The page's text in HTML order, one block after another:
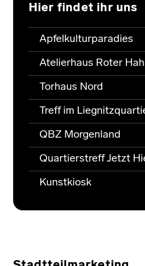
Hier findet ihr uns
Apfelkulturparadies
Atelierhaus Roter
Torhaus Nord
Treff im
QBZ Morgenland
Quartierstreff Jetzt
Kunstkiosk